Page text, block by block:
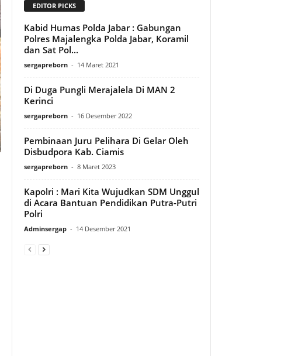
EDITOR PICKS
Kabid Humas Polda Jabar : Gabungan
Polres Majalengka Polda Jabar, Koramil
dan Sat Pol...
sergapreborn - 14 Maret 2021
Di Duga Pungli Merajalela Di MAN 2
Kerinci
sergapreborn - 16 Desember 2022
Pembinaan Juru Pelihara Di Gelar Oleh
Disbudpora Kab. Ciamis
sergapreborn - 8 Maret 2023
Kapolri : Mari Kita Wujudkan SDM Unggul
di Acara Bantuan Pendidikan Putra-Putri
Polri
Adminsergap - 14 Desember 2021